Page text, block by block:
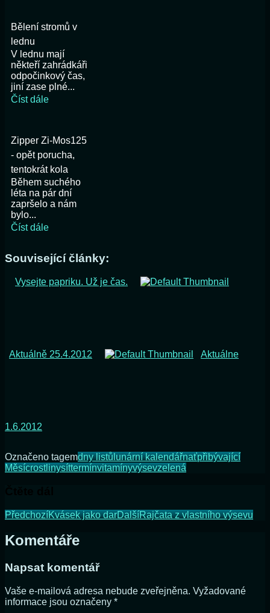
Bělení stromů v
lednu
V lednu mají
někteří zahrádkáři
odpočinkový čas,
jiní zase plné...
Číst dále
Zipper Zi-Mos125
- opět porucha,
tentokrát kola
Během suchého
léta na pár dní
zapršelo a nám
bylo...
Číst dále
Související články:
Vysejte papriku. Už je čas.
Aktuálně 25.4.2012 Aktuálne
1.6.2012
Označeno tagemdny listůlunární kalendářnaťpřibývající
Měsícrostlinysíttermínvitamínyvýsevzelená
PředchozíKvásek jako darDalšíRajčata z vlastního výsevu
Komentáře
Napsat komentář
Vaše e-mailová adresa nebude zveřejněna. Vyžadované
informace jsou označeny *